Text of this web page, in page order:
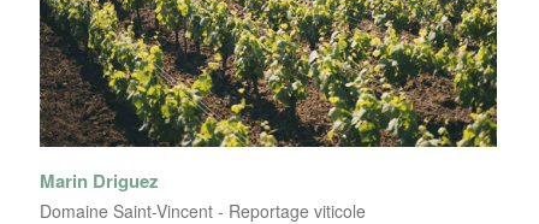
Marin Driguez
Domaine Saint-Vincent - Reportage viticole